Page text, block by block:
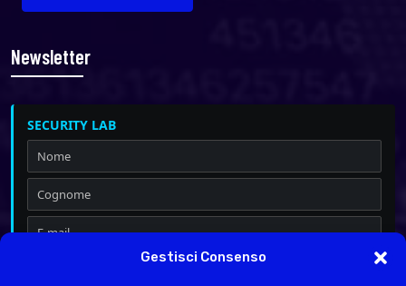
Gestisci Consenso
Newsletter
SECURITY LAB
Iscrivimi a Security & Privacy